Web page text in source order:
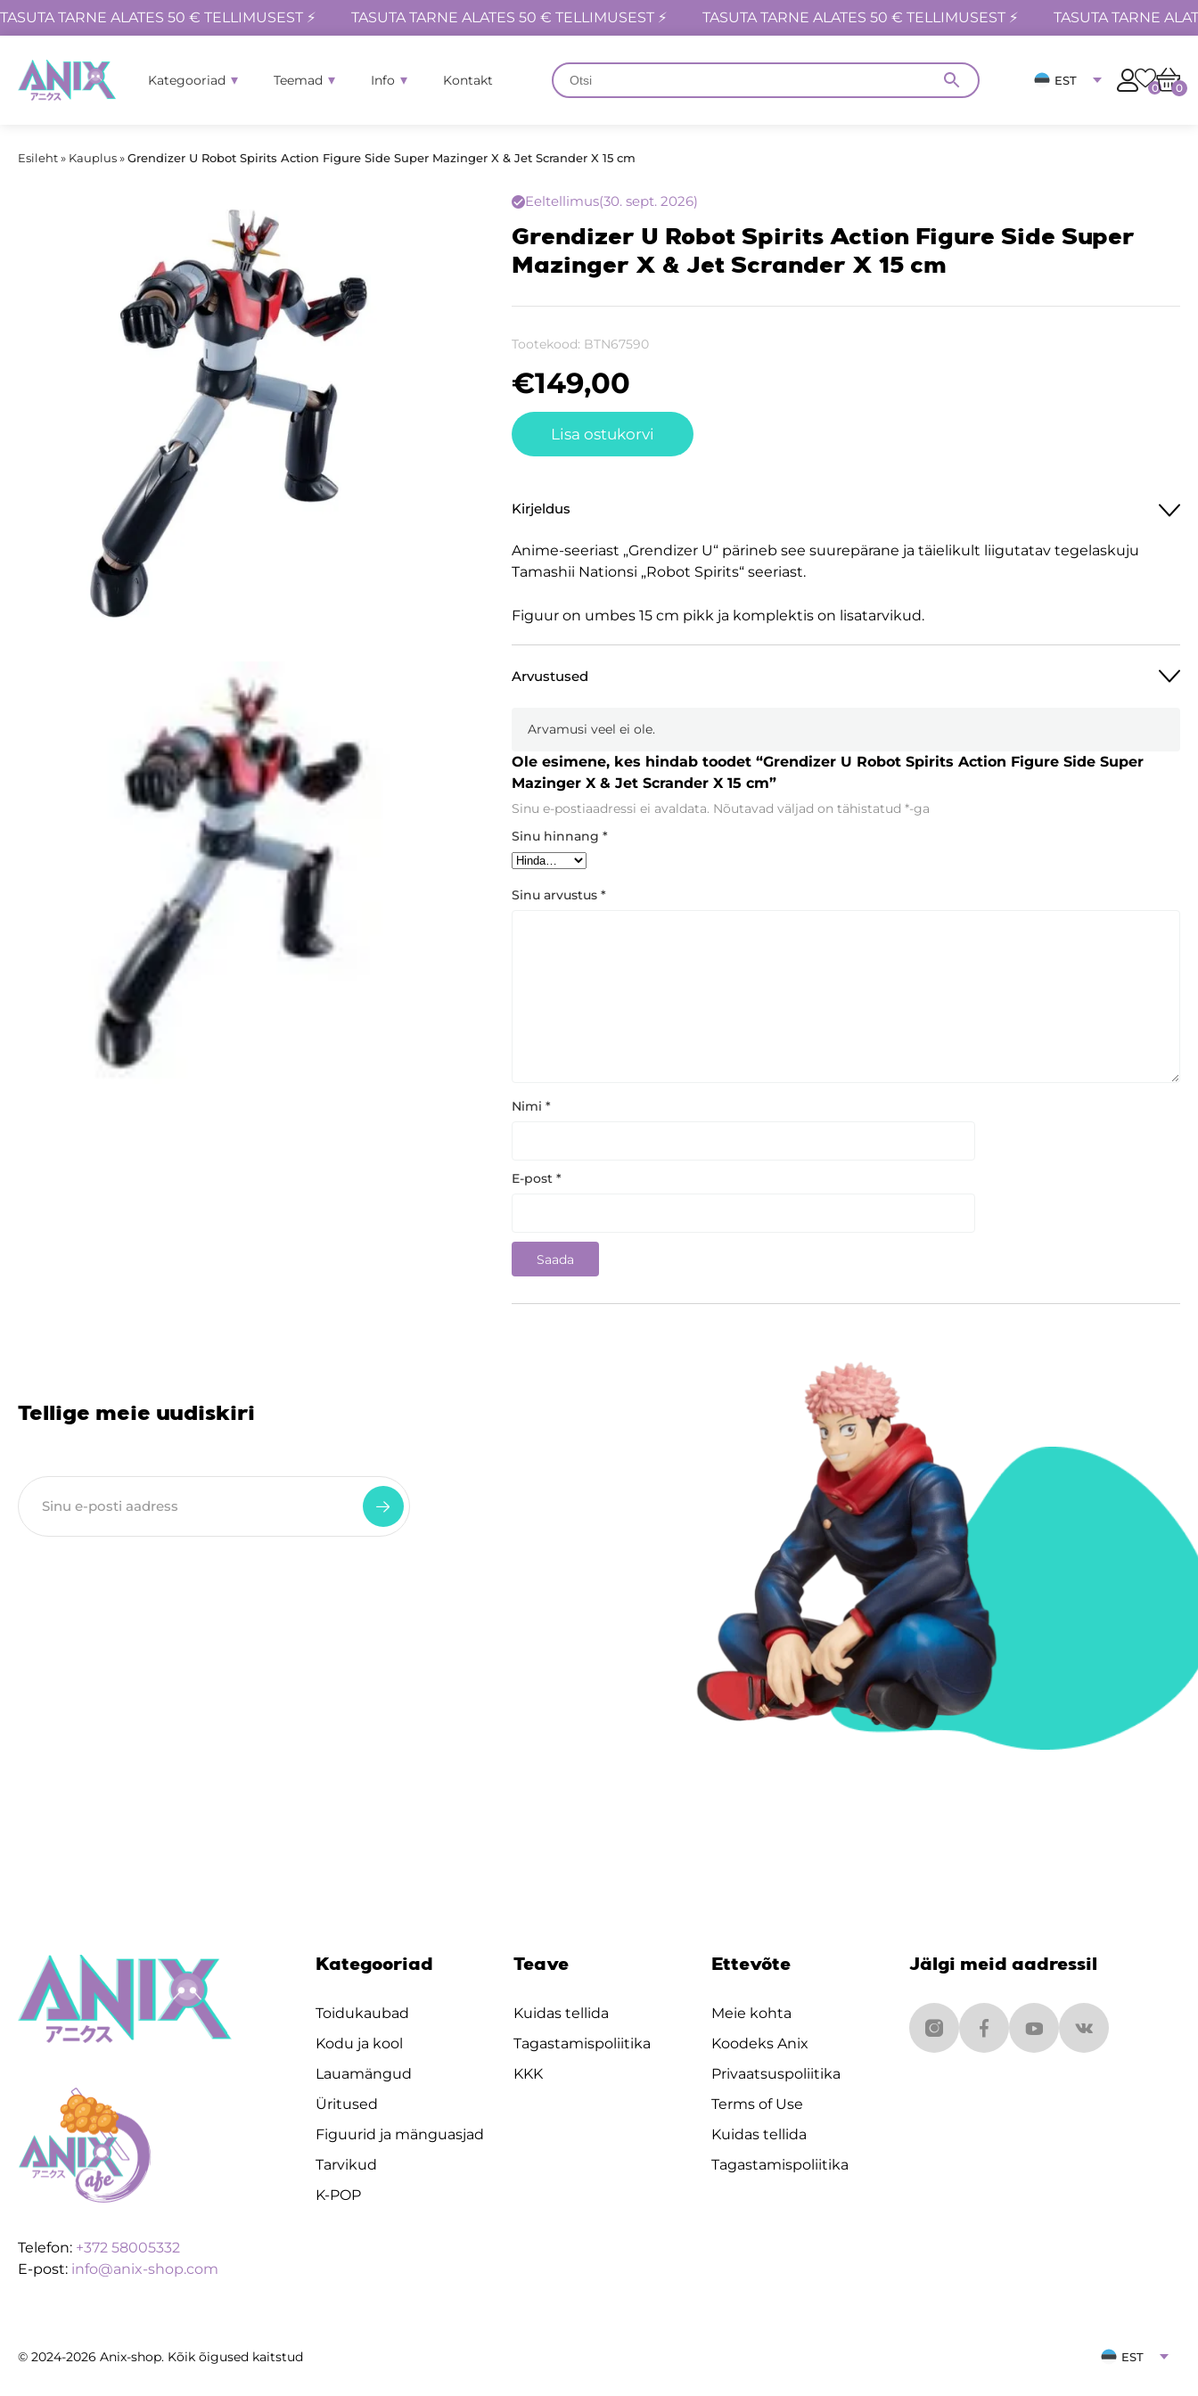
TASUTA TARNE ALATES 50 € TELLIMUSEST ⚡ TASUTA TARNE ALATES 50 € TELLIMUSEST ⚡ TASUTA TARNE ALATES 50 € TELLIMUSEST ⚡ TASUTA TARNE
Kategooriad Teemad Info Kontakt EST
0 0
Esileht» Kauplus»Grendizer U Robot Spirits Action Figure Side Super Mazinger X & Jet Scrander X 15 cm
Eeltellimus(30. sept. 2026)
Grendizer U Robot Spirits Action Figure Side Super
Mazinger X & Jet Scrander X 15 cm
Tootekood: BTN67590
€149,00
Lisa ostukorvi
Kirjeldus
Anime-seeriast „Grendizer U“ pärineb see suurepärane ja täielikult liigutatav tegelaskuju
Tamashii Nationsi „Robot Spirits“ seeriast.
Figuur on umbes 15 cm pikk ja komplektis on lisatarvikud.
Arvustused
Arvamusi veel ei ole.
Ole esimene, kes hindab toodet “Grendizer U Robot Spirits Action Figure Side Super
Mazinger X & Jet Scrander X 15 cm”
Sinu e-postiaadressi ei avaldata. Nõutavad väljad on tähistatud *-ga
Sinu hinnang *
Sinu arvustus *
Nimi *
E-post *
Tellige meie uudiskiri
Telefon: +372 58005332
E-post: info@anix-shop.com
Kategooriad
Toidukaubad
Kodu ja kool
Lauamängud
Üritused
Figuurid ja mänguasjad
Tarvikud
K-POP
Teave
Kuidas tellida
Tagastamispoliitika
KKK
Ettevõte
Meie kohta
Koodeks Anix
Privaatsuspoliitika
Terms of Use
Kuidas tellida
Tagastamispoliitika
Jälgi meid aadressil
© 2024-2026 Anix-shop. Kõik õigused kaitstud EST